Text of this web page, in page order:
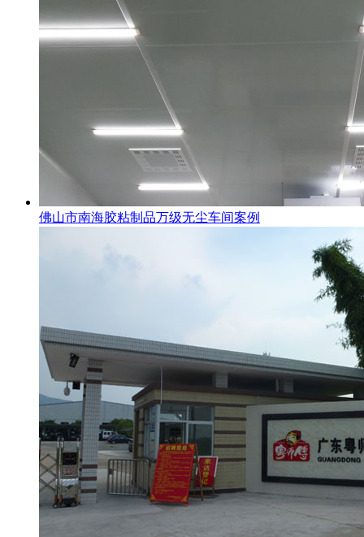
佛山市南海胶粘制品万级无尘车间案例